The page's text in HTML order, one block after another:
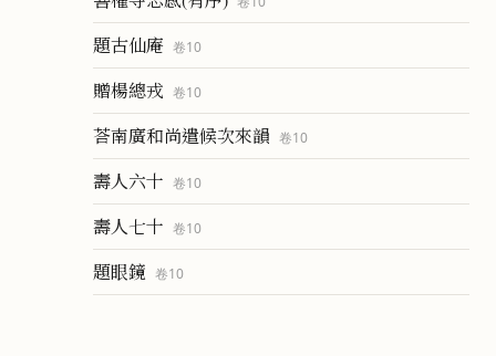
題古仙庵 卷10
贈楊總戎 卷10
荅南廣和尚遣候次來韻 卷10
壽人六十 卷10
壽人七十 卷10
題眼鏡 卷10